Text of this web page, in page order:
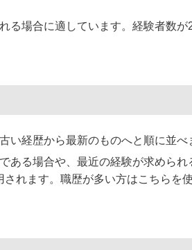
る場合に適しています。経験者数
い経歴から最新のものへと順に並べ
ある場合や、最近の経験が求めら
れます。職歴が多い方はこちらを